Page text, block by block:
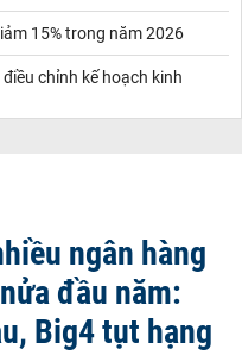
15% trong năm 2026
chỉnh kế hoạch kinh
ngân hàng
đầu năm:
Big4 tụt hạng